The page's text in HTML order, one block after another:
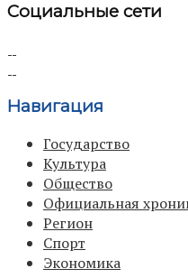
Социальные сети
Навигация
Государство
Культура
Общество
Официальная
Регион
Спорт
Экономика